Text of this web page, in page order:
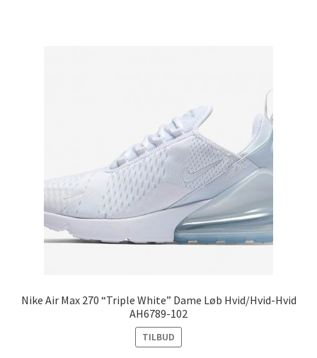
Nike Air Max 270 “Triple White” Dame Løb Hvid/Hvid-Hvid
AH6789-102
TILBUD